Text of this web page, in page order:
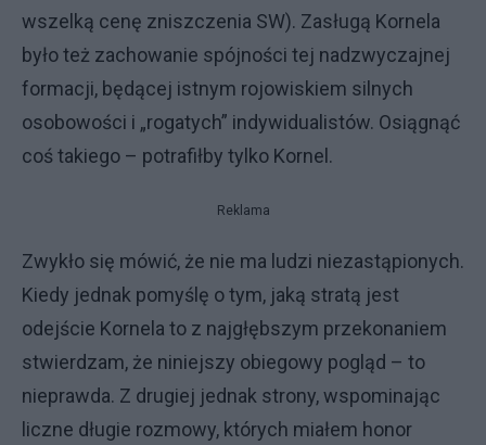
wszelką cenę zniszczenia SW). Zasługą Kornela
było też zachowanie spójności tej nadzwyczajnej
formacji, będącej istnym rojowiskiem silnych
osobowości i „rogatych” indywidualistów. Osiągnąć
coś takiego – potrafiłby tylko Kornel.
Reklama
Zwykło się mówić, że nie ma ludzi niezastąpionych.
Kiedy jednak pomyślę o tym, jaką stratą jest
odejście Kornela to z najgłębszym przekonaniem
stwierdzam, że niniejszy obiegowy pogląd – to
nieprawda. Z drugiej jednak strony, wspominając
liczne długie rozmowy, których miałem honor